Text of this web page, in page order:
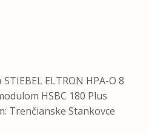
ELTRON HPA-O 8
HSBC 180 Plus
Trenčianske Stankovce